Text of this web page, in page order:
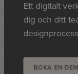
Ett digitalt
dig och ditt
BOKA EN